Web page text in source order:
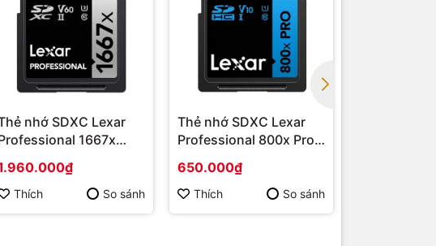
nhớ SDXC Lexar
1667x
Thích So sánh
Thẻ nhớ SDXC Lexar
Professional 800x Pro
650.000₫
Thích So sánh